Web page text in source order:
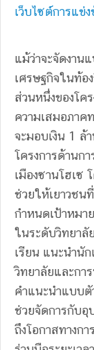
เว็บไซต์การแข่
แม้ว่าจะจัดงา
เศรษฐกิจในท้อ
ส่วนหนึ่งของโค
ความเสมอภาค
จะมอบเงิน 1 ล้
โครงการด้านก
เมืองซานโฮเซ
ช่วยให้เยาวชน
กำหนดเป้าหมา
ในระดับวิทยาลั
เรียน แนะนำนัก
วิทยาลัยและกา
คำแนะนำแบบตั
ช่วยจัดการกับอุ
ถึงโอกาสทางก